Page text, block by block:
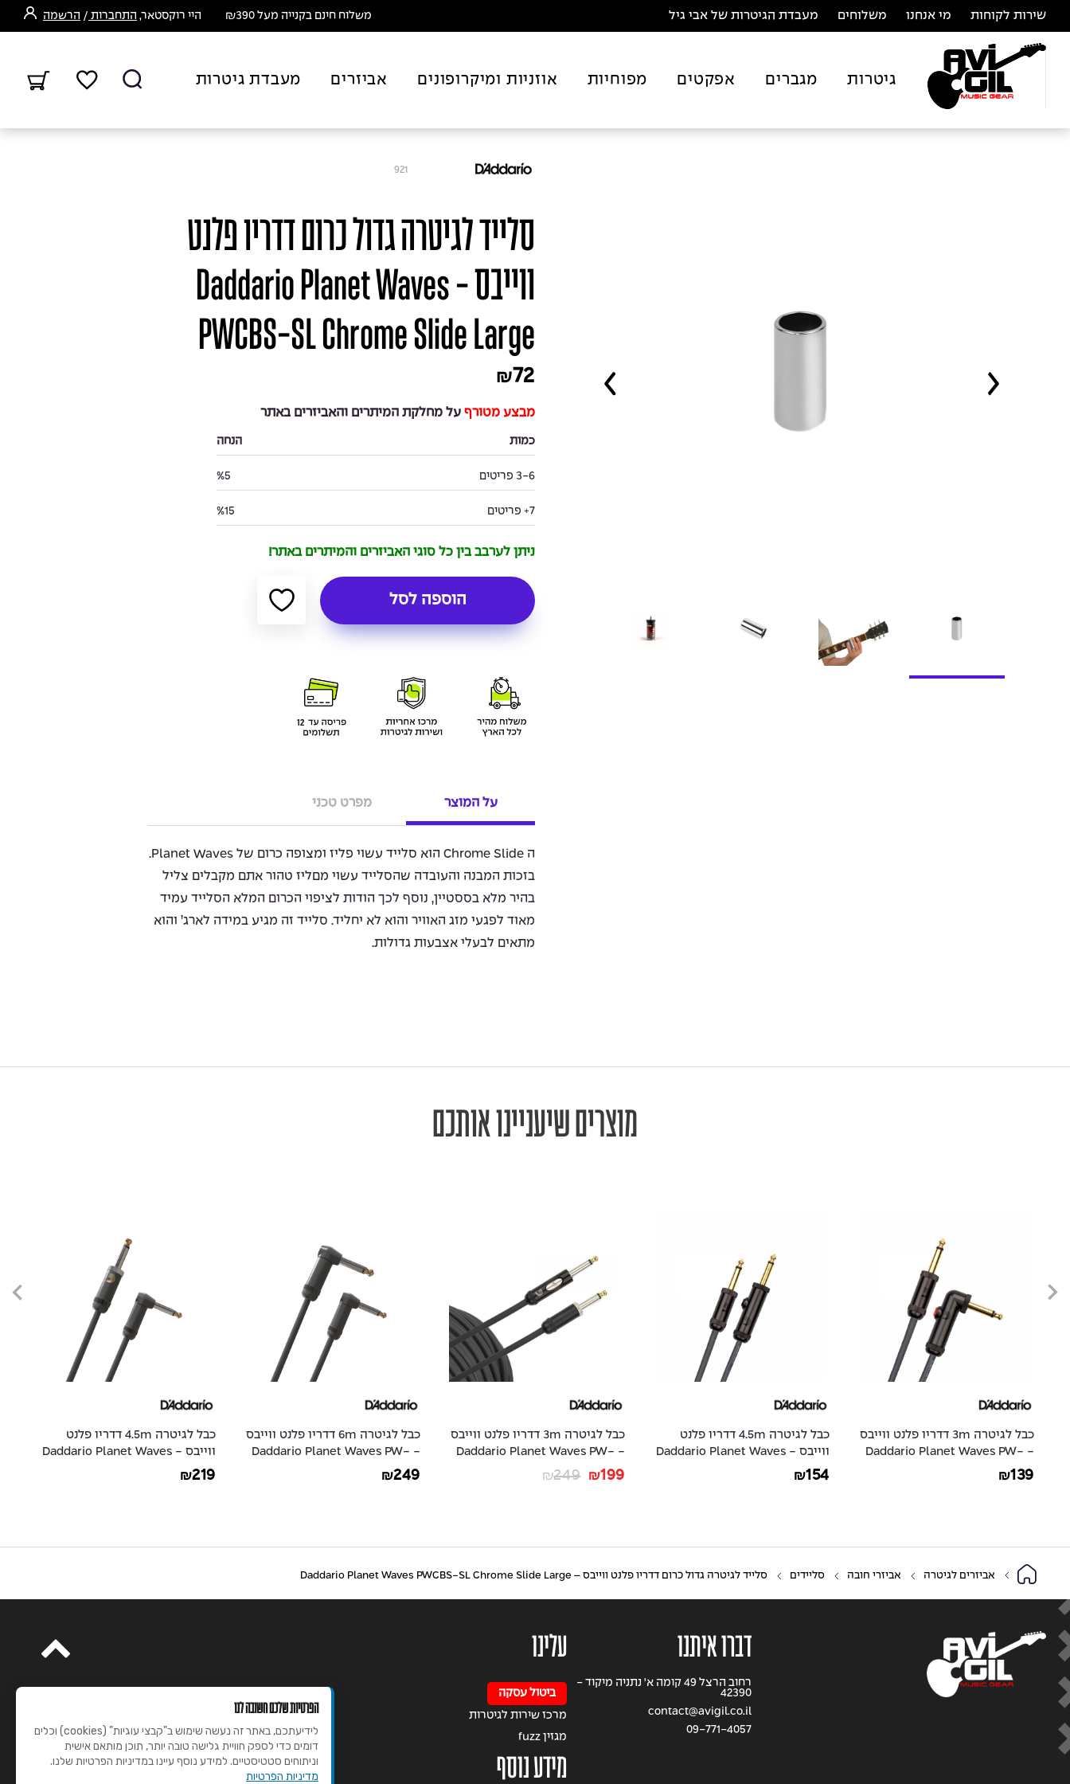
שירות לקוחות מי אנחנו משלוחים מעבדת הגיטרות של אבי גיל משלוח חינם בקנייה מעל ₪390 היי רוקסטאר, התחברות / הרשמה
גיטרות מגברים אפקטים מפוחיות אוזניות ומיקרופונים אביזרים מעבדת גיטרות
921
סלייד לגיטרה גדול כרום דדריו פלנט
ווייבס - Daddario Planet Waves
PWCBS-SL Chrome Slide Large
₪72
מבצע מטורף על מחלקת המיתרים והאביזרים באתר
כמות הנחה
3-6 פריטים %5
7+ פריטים %15
ניתן לערבב בין כל סוגי האביזרים והמיתרים באתר!
הוספה לסל
על המוצר מפרט טכני
ה Chrome Slide הוא סלייד עשוי פליז ומצופה כרום של Planet Waves.
בזכות המבנה והעובדה שהסלייד עשוי מםליז טהור אתם מקבלים צליל
בהיר מלא בססטיין, נוסף לכך הודות לציפוי הכרום המלא הסלייד עמיד
מאוד לפגעי מזג האוויר והוא לא יחליד. סלייד זה מגיע במידה לארג’ והוא
מתאים לבעלי אצבעות גדולות.
מוצרים שיעניינו אותכם
כבל לגיטרה 3m דדריו פלנט ווייבס
- Daddario Planet Waves PW-
AGLRA-10
₪139
כבל לגיטרה 4.5m דדריו פלנט
ווייבס - Daddario Planet Waves
PW-AGL-15
₪154
כבל לגיטרה 3m דדריו פלנט ווייבס
- Daddario Planet Waves PW-
AMSK-10
₪249 ₪199
כבל לגיטרה 6m דדריו פלנט ווייבס
- Daddario Planet Waves PW-
AMSGRR-20
₪249
כבל לגיטרה 4.5m דדריו פלנט
ווייבס - Daddario Planet Waves
PW-AMSGRA-15
₪219
אביזרים לגיטרה אביזרי חובה סליידים סלייד לגיטרה גדול כרום דדריו פלנט ווייבס – Daddario Planet Waves PWCBS-SL Chrome Slide Large
דברו איתנו
רחוב הרצל 49 קומה א' נתניה מיקוד -
42390
contact@avigil.co.il
09-771-4057
עלינו
ביטול עסקה
מרכז שירות לגיטרות
מגזין fuzz
מידע נוסף
הפרטיות שלכם חשובה לנו
לידיעתכם, באתר זה נעשה שימוש ב"קבצי עוגיות" (cookies) וכלים
דומים כדי לספק חוויית גלישה טובה יותר, תוכן מותאם אישית
וניתוחים סטטיסטיים. למידע נוסף עיינו במדיניות הפרטיות שלנו.
מדיניות הפרטיות